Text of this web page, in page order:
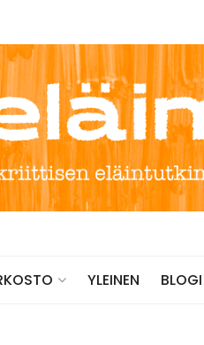
YLEINEN BLOGI